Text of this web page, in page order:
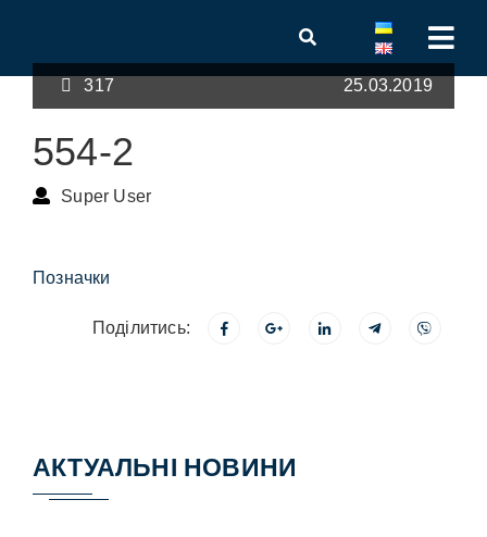
317 25.03.2019
554-2
Super User
Позначки
Поділитись:
АКТУАЛЬНІ НОВИНИ